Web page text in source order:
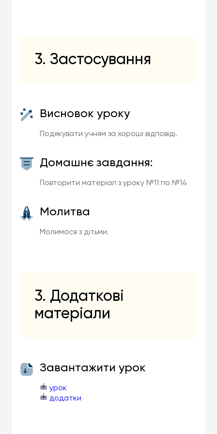
3. Застосування
Висновок уроку
Подякувати учням за хороші відповіді.
Домашнє завдання:
Повторити матеріал з уроку №11 по №14
Молитва
Молимося з дітьми.
3. Додаткові
матеріали
Завантажити урок
урок
додатки